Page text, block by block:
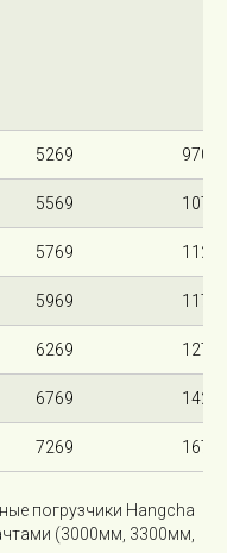
5269 970
5569 1070
5769 1120
5969 1170
6269 1270
6769 1420
7269 1670
погрузчики Hangcha
(3000мм, 3300мм,